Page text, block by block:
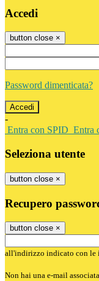
Accedi
button close ×
Password dimenticata?
-
Entra con SPID Entra
Seleziona utente
button close ×
Recupero
button close ×
all'indirizzo indicato con le
Non hai una e-mail